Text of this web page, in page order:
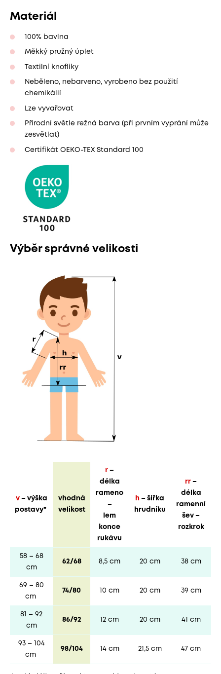
Materiál
100% bavlna
Měkký pružný úplet
Textilní knoflíky
Neběleno, nebarveno, vyrobeno bez použití
chemikálií
Lze vyvařovat
Přírodní světle režná barva (při prvním vyprání může
zesvětlat)
Certifikát OEKO-TEX Standard 100
Výběr správné velikosti
v– výška
postavy*
vhodná
velikost
r –
délka
rameno
–
lem
konce
rukávu
h – šířka
hrudníku
rr –
délka
ramenní
šev –
rozkrok
58 – 68
cm
62/68 8,5 cm 20 cm 38 cm
69 – 80
cm
74/80 10 cm 20 cm 39 cm
81 – 92
cm
86/92 12 cm 20 cm 41 cm
93 – 104
cm
98/104 14 cm 21,5 cm 47 cm